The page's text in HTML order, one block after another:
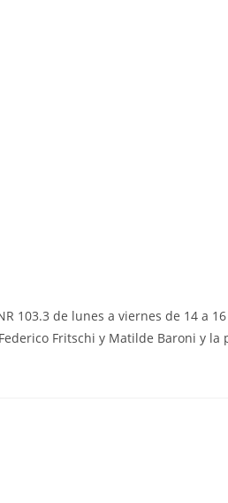
103.3 de lunes a viernes de 14 a
Fritschi y Matilde Baroni y